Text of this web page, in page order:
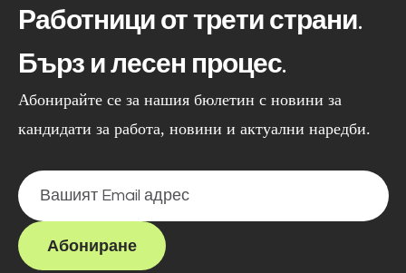
Работници от трети страни.
Бърз и лесен процес.
Абонирайте се за нашия бюлетин с новини за
кандидати за работа, новини и актуални наредби.
Абониране